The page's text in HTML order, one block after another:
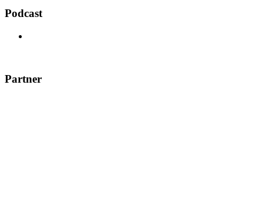
Podcast
Partner